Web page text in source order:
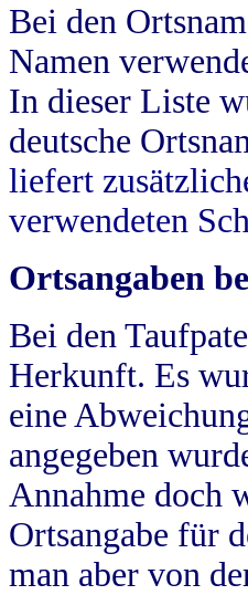
Bei den
Namen
In dieser Liste
deutsche
liefert
verwendeten
Ortsangaben
Bei den
Herkunft. Es
eine
angegeben
Annahme doch
Ortsangabe für
man aber von